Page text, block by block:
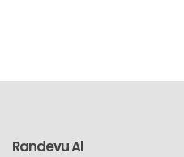
Randevu Al